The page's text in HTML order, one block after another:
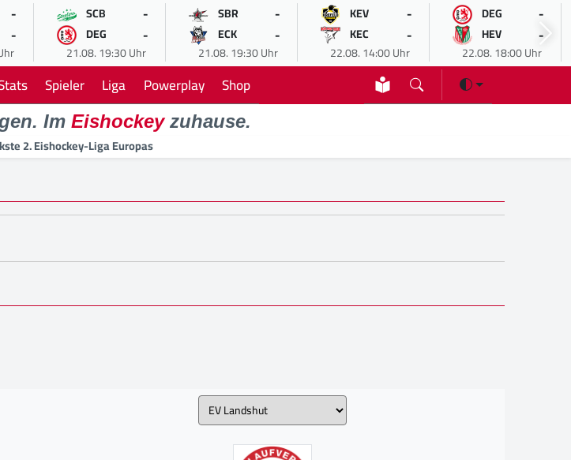
-
-
SCB -
DEG -
21.08. 19:30 Uhr
SBR -
ECK -
21.08. 19:30 Uhr
KEV -
KEC -
22.08. 14:00 Uhr
DEG -
HEV -
22.08. 18:00 Uhr
Spieler Liga Powerplay Shop
Im Eishockeyzuhause.
2. Eishockey-Liga Europas